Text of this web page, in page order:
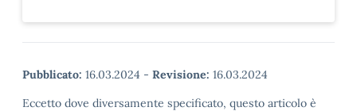
Pubblicato: 16.03.2024 - Revisione: 16.03.2024
Eccetto dove diversamente specificato, questo articolo è